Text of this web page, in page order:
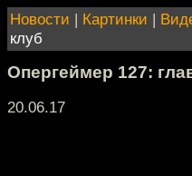
Новости | Картинки |
клуб
Опергеймер 127:
20.06.17